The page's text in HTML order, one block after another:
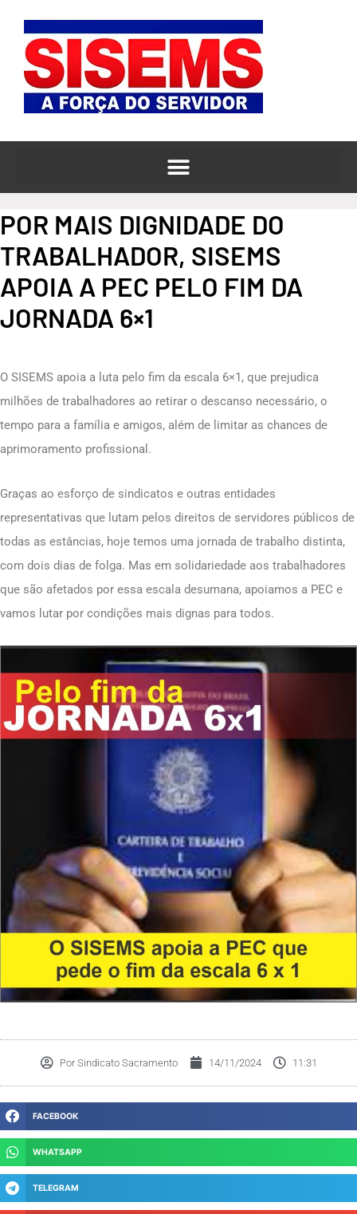
conteúdo
conteúdo
POR MAIS DIGNIDADE DO
TRABALHADOR, SISEMS
APOIA A PEC PELO FIM DA
JORNADA 6×1
O SISEMS apoia a luta pelo fim da escala 6×1, que prejudica
milhões de trabalhadores ao retirar o descanso necessário, o
tempo para a família e amigos, além de limitar as chances de
aprimoramento profissional.
Graças ao esforço de sindicatos e outras entidades
representativas que lutam pelos direitos de servidores públicos de
todas as estâncias, hoje temos uma jornada de trabalho distinta,
com dois dias de folga. Mas em solidariedade aos trabalhadores
que são afetados por essa escala desumana, apoiamos a PEC e
vamos lutar por condições mais dignas para todos.
PorSindicato Sacramento 14/11/2024 11:31
FACEBOOK
WHATSAPP
TELEGRAM